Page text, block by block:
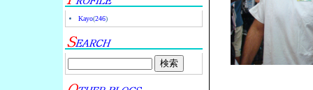
Kayo(246)